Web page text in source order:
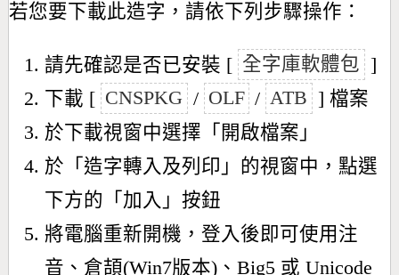
若您要下載此造字，請依下列步驟操作：
請先確認是否已安裝 [ 全字庫軟體包 ]
下載 [ CNSPKG / OLF / ATB ] 檔案
於下載視窗中選擇「開啟檔案」
於「造字轉入及列印」的視窗中，點選
下方的「加入」按鈕
將電腦重新開機，登入後即可使用注
音、倉頡(Win7版本)、Big5 或 Unicode